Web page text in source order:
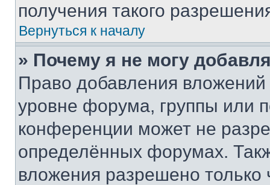
получения такого
Вернуться к началу
» Почему я не могу
Право добавления
уровне форума, группы или
конференции может не
определённых форумах.
вложения разрешено